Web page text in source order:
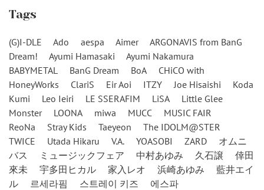
Tags
(G)I-DLE Ado aespa Aimer
ARGONAVIS from BanG
Dream!
Ayumi Hamasaki
Ayumi Nakamura
BABYMETAL
BanG Dream BoA
CHiCO with
HoneyWorks
ClariS Eir Aoi ITZY Joe Hisaishi
Koda
Kumi
Leo Ieiri LE SSERAFIM LiSA
Little Glee
Monster
LOONA miwa MUCC
MUSIC FAIR
ReoNa
Stray Kids Taeyeon
The IDOLM@STER
TWICE
Utada Hikaru V.A. YOASOBI ZARD
オムニ
バス
ミュージックフェア 中村あゆみ 久石譲
倖田
來未
宇多田ヒカル 家入レオ 浜崎あゆみ
藍井エイ
ル
르세라핌 스트레이 키즈 에스파